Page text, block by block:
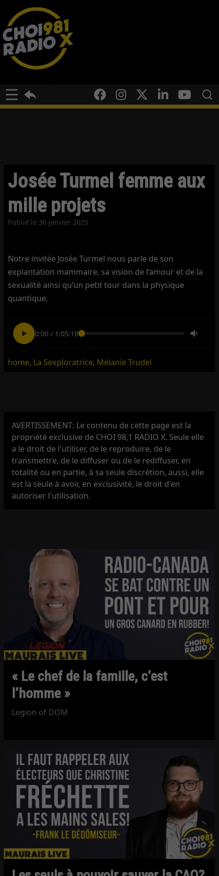
Josée Turmel femme aux
mille projets
Publié le 30 janvier 2025
Notre invitée Josée Turmel nous parle de son
explantation mammaire, sa vision de l’amour et de la
sexualité ainsi qu’un petit tour dans la physique
quantique.
0:00/ 1:05:18
home, La Sexploratrice, Melanie Trudel
AVERTISSEMENT: Le contenu de cette page est la
propriété exclusive de CHOI 98,1 RADIO X. Seule elle
a le droit de l'utiliser, de le reproduire, de le
transmettre, de le diffuser ou de le rediffuser, en
totalité ou en partie, à sa seule discrétion, aussi, elle
est la seule à avoir, en exclusivité, le droit d'en
autoriser l'utilisation.
« Le chef de la famille, c’est
l’homme »
Legion of DOM